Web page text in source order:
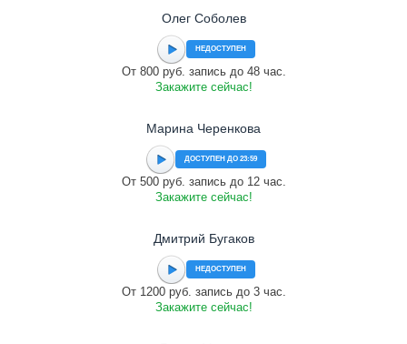
Олег Соболев
НЕДОСТУПЕН
От 800 руб. запись до 48 час.
Закажите сейчас!
Марина Черенкова
ДОСТУПЕН ДО 23:59
От 500 руб. запись до 12 час.
Закажите сейчас!
Дмитрий Бугаков
НЕДОСТУПЕН
От 1200 руб. запись до 3 час.
Закажите сейчас!